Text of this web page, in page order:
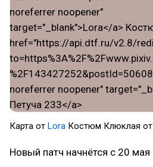
Карта от Lora Костюм Клюклая от
Новый патч начнётся с 20 мая